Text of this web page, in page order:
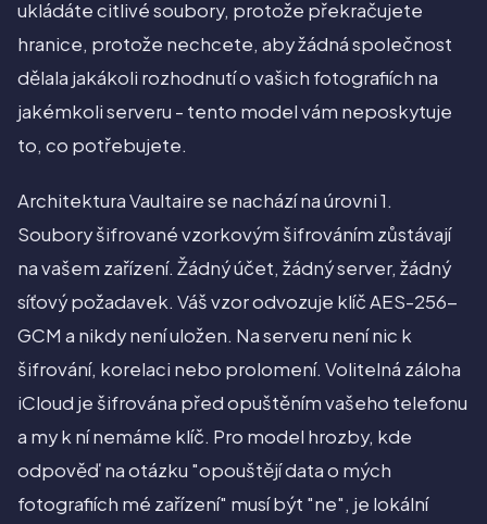
ukládáte citlivé soubory, protože překračujete
hranice, protože nechcete, aby žádná společnost
dělala jakákoli rozhodnutí o vašich fotografiích na
jakémkoli serveru - tento model vám neposkytuje
to, co potřebujete.
Architektura Vaultaire se nachází na úrovni 1.
Soubory šifrované vzorkovým šifrováním zůstávají
na vašem zařízení. Žádný účet, žádný server, žádný
síťový požadavek. Váš vzor odvozuje klíč AES-256-
GCM a nikdy není uložen. Na serveru není nic k
šifrování, korelaci nebo prolomení. Volitelná záloha
iCloud je šifrována před opuštěním vašeho telefonu
a my k ní nemáme klíč. Pro model hrozby, kde
odpověď na otázku "opouštějí data o mých
fotografiích mé zařízení" musí být "ne", je lokální